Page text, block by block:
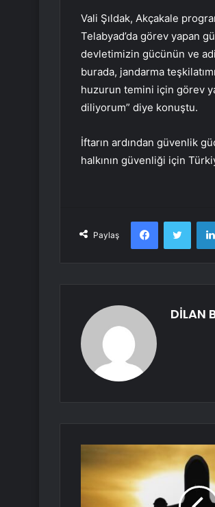
Vali Şıldak, Akçakale
Telabyad’da görev yapan
devletimizin gücünün ve
burada, jandarma
huzurun temini için görev
diliyorum” diye konuştu.
İftarın ardından güvenlik
halkının güvenliği için
Paylaş
Facebook
DİLAN